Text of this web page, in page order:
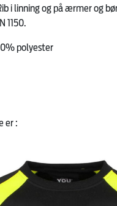
i linning og på ærmer og
1150.
polyester
er :